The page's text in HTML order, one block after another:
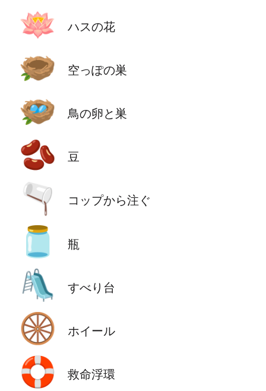
🪷 ハスの花
🪹 空っぽの巣
🪺 鳥の卵と巣
🫘 豆
🫗 コップから注ぐ
🫙 瓶
🛝 すべり台
🛞 ホイール
🛟 救命浮環